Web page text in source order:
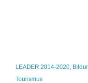
LEADER 2014-2020,
Tourismus